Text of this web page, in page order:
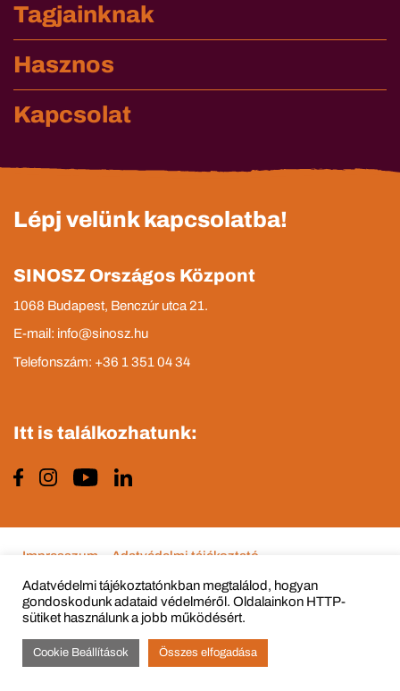
Tagjainknak
Hasznos
Kapcsolat
Lépj velünk kapcsolatba!
SINOSZ Országos Központ
1068 Budapest, Benczúr utca 21.
E-mail: info@sinosz.hu
Telefonszám: +36 1 351 04 34
Itt is találkozhatunk:
© Copyright 2015 - 2022 All Rights Reserved
Impresszum Adatvédelmi tájékoztató
Adatvédelmi tájékoztatónkban megtalálod, hogyan
gondoskodunk adataid védelméről. Oldalainkon HTTP-
sütiket használunk a jobb működésért.
Cookie Beállítások Összes elfogadása